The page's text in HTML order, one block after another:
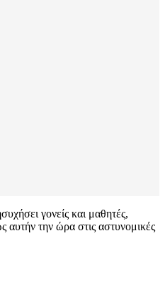
γονείς και μαθητές,
αυτήν την ώρα στις αστυνομικές